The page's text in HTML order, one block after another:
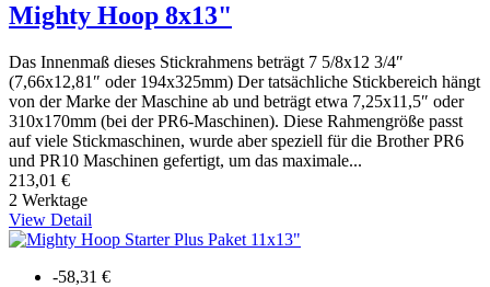
Mighty Hoop 8x13"
Das Innenmaß dieses Stickrahmens beträgt 7 5/8x12 3/4″
(7,66x12,81″ oder 194x325mm) Der tatsächliche Stickbereich hängt
von der Marke der Maschine ab und beträgt etwa 7,25x11,5″ oder
310x170mm (bei der PR6-Maschinen). Diese Rahmengröße passt
auf viele Stickmaschinen, wurde aber speziell für die Brother PR6
und PR10 Maschinen gefertigt, um das maximale...
213,01 €
2 Werktage
View Detail
-58,31 €